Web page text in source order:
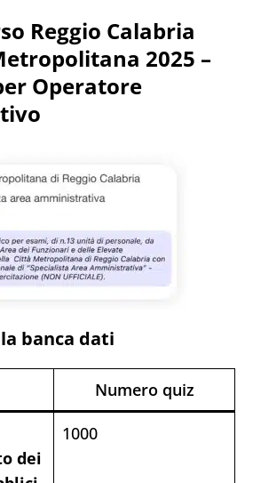
Reggio Calabria
2025 –
Operatore
banca dati
Numero quiz
dei
1000